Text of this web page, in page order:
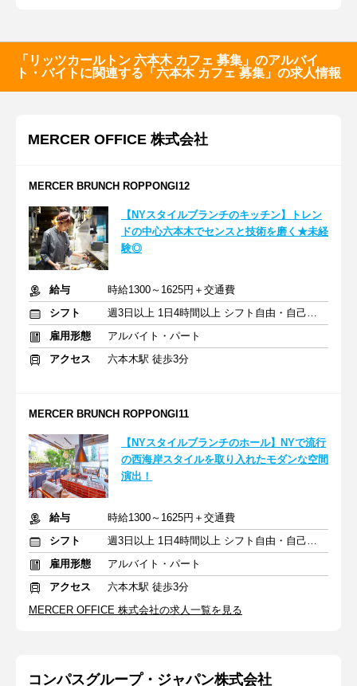
「リッツカールトン 六本木 カフェ 募集」のアルバイ
ト・バイトに関連する「六本木 カフェ 募集」の求人情報
MERCER OFFICE 株式会社
MERCER BRUNCH ROPPONGI12
【NYスタイルブランチのキッチン】トレン
ドの中心六本木でセンスと技術を磨く★未経
験◎
給与
時給1300～1625円＋交通費
シフト
週3日以上 1日4時間以上 シフト自由・自己申告
雇用形態
アルバイト・パート
アクセス
六本木駅 徒歩3分
MERCER BRUNCH ROPPONGI11
【NYスタイルブランチのホール】NYで流行
の西海岸スタイルを取り入れたモダンな空間
演出！
給与
時給1300～1625円＋交通費
シフト
週3日以上 1日4時間以上 シフト自由・自己申告
雇用形態
アルバイト・パート
アクセス
六本木駅 徒歩3分
MERCER OFFICE 株式会社の求人一覧を見る
コンパスグループ・ジャパン株式会社